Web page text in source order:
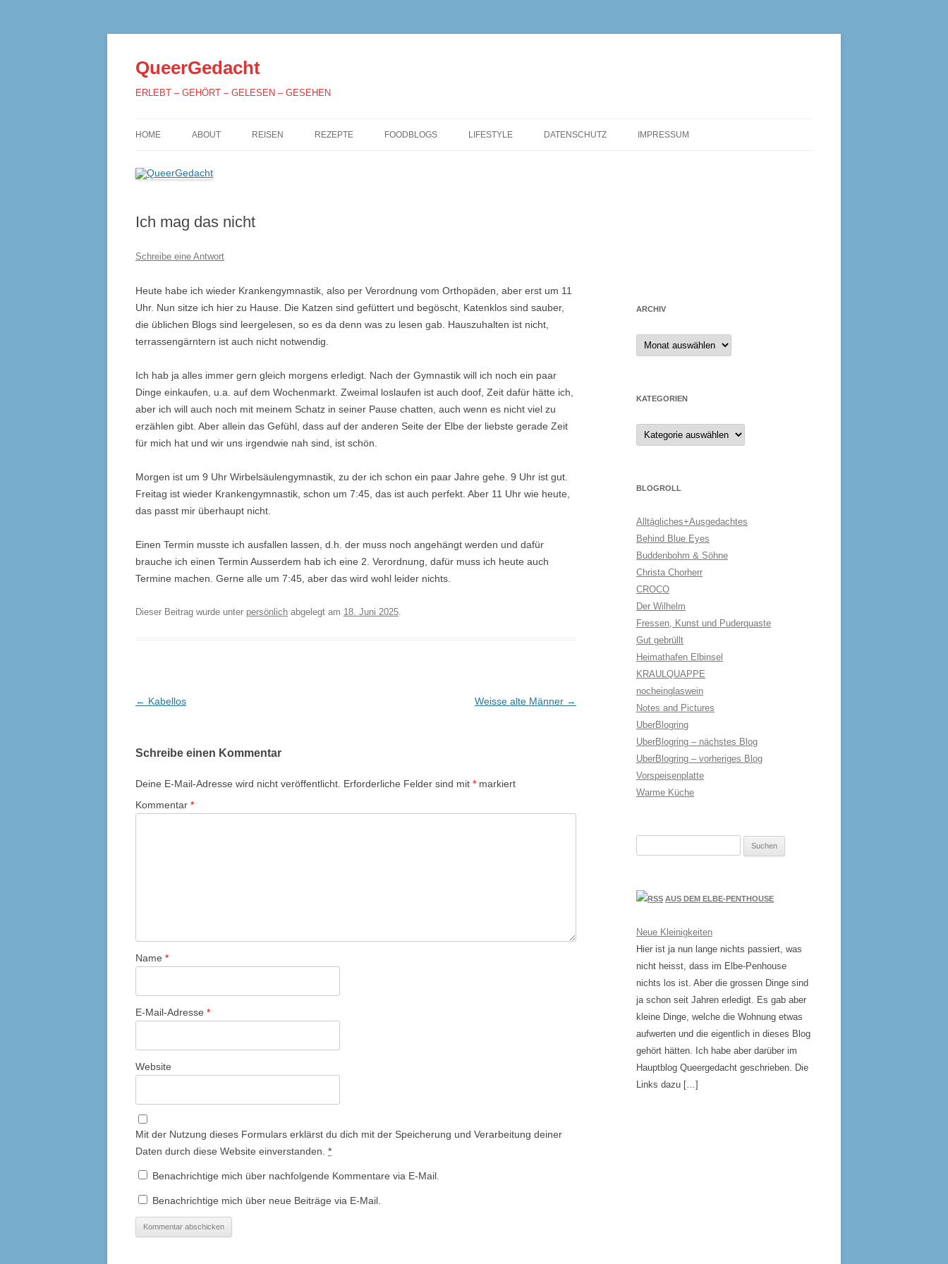
QueerGedacht
ERLEBT – GEHÖRT – GELESEN – GESEHEN
zum
HOME ABOUT REISEN REZEPTE FOODBLOGS LIFESTYLE DATENSCHUTZ IMPRESSUM
Ich mag das nicht
Schreibe eine Antwort
Heute habe ich wieder Krankengymnastik, also per Verordnung vom Orthopäden, aber erst um 11
Uhr. Nun sitze ich hier zu Hause. Die Katzen sind gefüttert und begöscht, Katenklos sind sauber,
die üblichen Blogs sind leergelesen, so es da denn was zu lesen gab. Hauszuhalten ist nicht,
terrassengärntern ist auch nicht notwendig.
Ich hab ja alles immer gern gleich morgens erledigt. Nach der Gymnastik will ich noch ein paar
Dinge einkaufen, u.a. auf dem Wochenmarkt. Zweimal loslaufen ist auch doof, Zeit dafür hätte ich,
aber ich will auch noch mit meinem Schatz in seiner Pause chatten, auch wenn es nicht viel zu
erzählen gibt. Aber allein das Gefühl, dass auf der anderen Seite der Elbe der liebste gerade Zeit
für mich hat und wir uns irgendwie nah sind, ist schön.
Morgen ist um 9 Uhr Wirbelsäulengymnastik, zu der ich schon ein paar Jahre gehe. 9 Uhr ist gut.
Freitag ist wieder Krankengymnastik, schon um 7:45, das ist auch perfekt. Aber 11 Uhr wie heute,
das passt mir überhaupt nicht.
Einen Termin musste ich ausfallen lassen, d.h. der muss noch angehängt werden und dafür
brauche ich einen Termin Ausserdem hab ich eine 2. Verordnung, dafür muss ich heute auch
Termine machen. Gerne alle um 7:45, aber das wird wohl leider nichts.
Dieser Beitrag wurde unter persönlich abgelegt am 18. Juni 2025.
Beitrags-
← Kabellos Weisse alte Männer →
Schreibe einen Kommentar
Deine E-Mail-Adresse wird nicht veröffentlicht. Erforderliche Felder sind mit * markiert
Kommentar *
Name *
E-Mail-Adresse *
Website
Mit der Nutzung dieses Formulars erklärst du dich mit der Speicherung und Verarbeitung deiner
Daten durch diese Website einverstanden. *
Benachrichtige mich über nachfolgende Kommentare via E-Mail.
Benachrichtige mich über neue Beiträge via E-Mail.
ARCHIV
Archiv
KATEGORIEN
Kategorien
BLOGROLL
Alltägliches+Ausgedachtes
Behind Blue Eyes
Buddenbohm & Söhne
Christa Chorherr
CROCO
Der Wilhelm
Fressen, Kunst und Puderquaste
Gut gebrüllt
Heimathafen Elbinsel
KRAULQUAPPE
nocheinglaswein
Notes and Pictures
UberBlogring
UberBlogring – nächstes Blog
UberBlogring – vorheriges Blog
Vorspeisenplatte
Warme Küche
AUS DEM ELBE-PENTHOUSE
Neue Kleinigkeiten
Hier ist ja nun lange nichts passiert, was
nicht heisst, dass im Elbe-Penhouse
nichts los ist. Aber die grossen Dinge sind
ja schon seit Jahren erledigt. Es gab aber
kleine Dinge, welche die Wohnung etwas
aufwerten und die eigentlich in dieses Blog
gehört hätten. Ich habe aber darüber im
Hauptblog Queergedacht geschrieben. Die
Links dazu […]